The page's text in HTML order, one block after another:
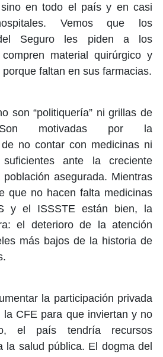
en todo el país y en casi
Vemos que los
Seguro les piden a los
material quirúrgico y
faltan en sus farmacias.
son “politiquería” ni grillas de
Son motivadas por la
no contar con medicinas ni
ante la creciente
asegurada. Mientras
que no hacen falta medicinas
y el ISSSTE están bien, la
el deterioro de la atención
más bajos de la historia de
la participación privada
la CFE para que inviertan y no
el país tendría recursos
la salud pública. El dogma del